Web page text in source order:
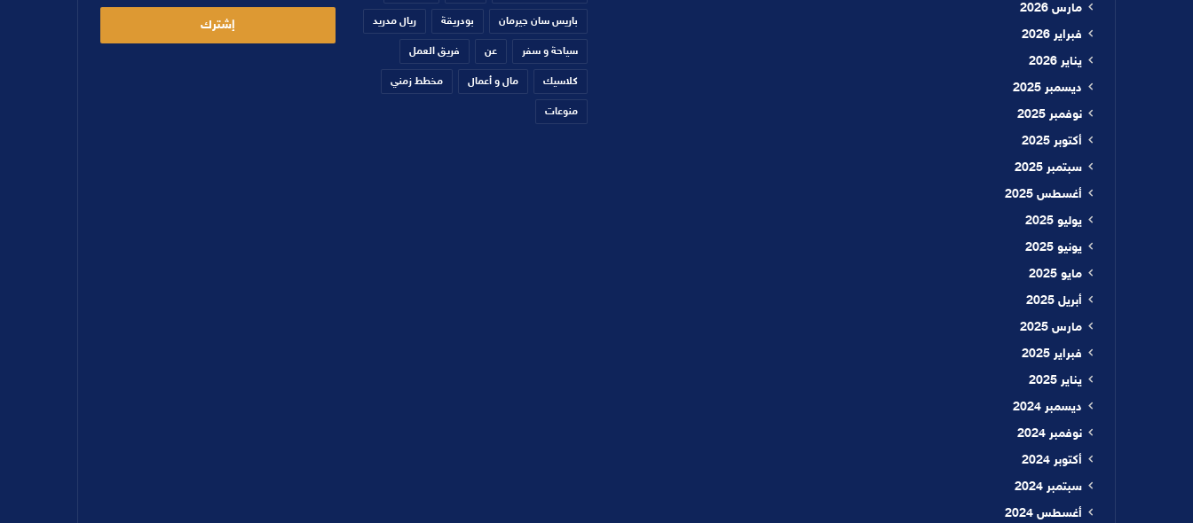
مارس 2026
فبراير 2026
يناير 2026
ديسمبر 2025
نوفمبر 2025
أكتوبر 2025
سبتمبر 2025
أغسطس 2025
يوليو 2025
يونيو 2025
مايو 2025
أبريل 2025
مارس 2025
فبراير 2025
يناير 2025
ديسمبر 2024
نوفمبر 2024
أكتوبر 2024
سبتمبر 2024
أغسطس 2024
باريس سان جيرمان بودريقة ريال مدريد
سياحة و سفر عن فريق العمل
كلاسيك مال و أعمال مخطط زمني
منوعات